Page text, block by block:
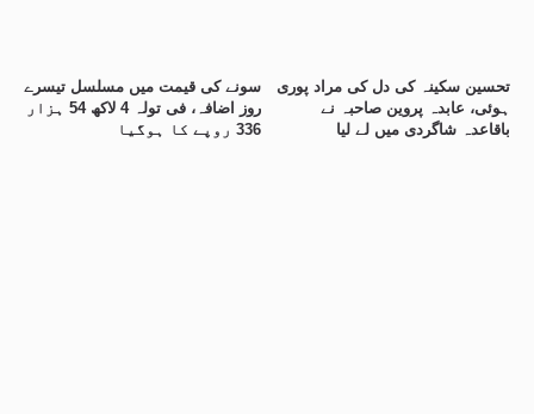
سونے کی قیمت میں مسلسل تیسرے
روز اضافہ، فی تولہ 4 لاکھ 54 ہزار
336 روپے کا ہوگیا
تحسین سکینہ کی دل کی مراد پوری
ہوئی، عابدہ پروین صاحبہ نے
باقاعدہ شاگردی میں لے لیا